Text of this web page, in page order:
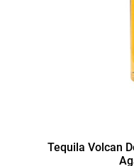
Tequila Volcan